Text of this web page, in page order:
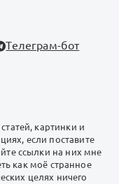
Телеграм-бот
картинки и
если поставите
ссылки на них мне
как моё странное
целях ничего